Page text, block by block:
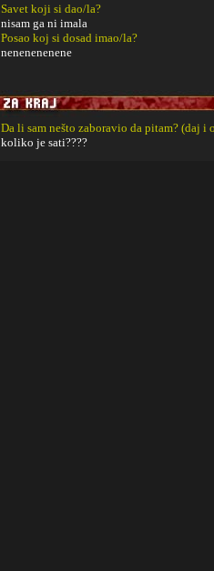
Savet koji si dao/la?
nisam ga ni imala
Posao koj si dosad imao/la?
nenenenenene
Da li sam nešto zaboravio da pitam? (daj i
koliko je sati????